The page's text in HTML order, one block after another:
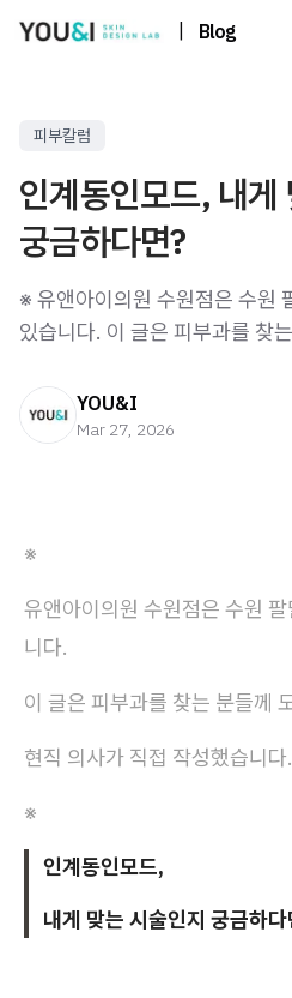
Blog
피부칼럼
인계동인모드, 내게
궁금하다면?
※ 유앤아이의원 수원점은 수원
있습니다. 이 글은 피부과를 찾
YOU&I
Mar 27, 2026
※
유앤아이의원 수원점은 수원
니다.
이 글은 피부과를 찾는 분들께
현직 의사가 직접 작성했습니다.
※
인계동인모드,
내게 맞는 시술인지 궁금하